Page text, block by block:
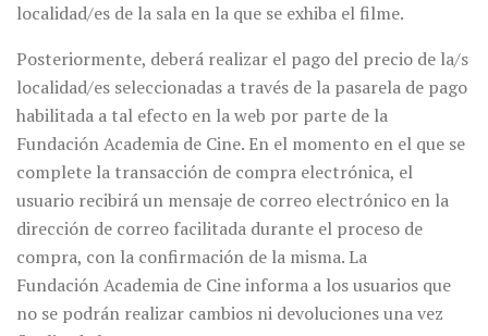
localidad/es de la sala en la que se exhiba el filme.
Posteriormente, deberá realizar el pago del precio de la/s
localidad/es seleccionadas a través de la pasarela de pago
habilitada a tal efecto en la web por parte de la
Fundación Academia de Cine. En el momento en el que se
complete la transacción de compra electrónica, el
usuario recibirá un mensaje de correo electrónico en la
dirección de correo facilitada durante el proceso de
compra, con la confirmación de la misma. La
Fundación Academia de Cine informa a los usuarios que
no se podrán realizar cambios ni devoluciones una vez